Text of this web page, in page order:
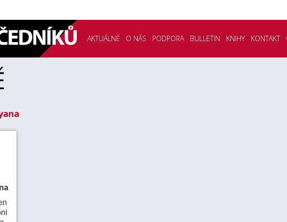
AKTUÁLNĚ O NÁS PODPORA BULLETIN KNIHY KONTAKT